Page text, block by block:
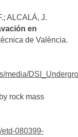
ALCALÁ, J.
en
de València.
media/
rock mass
etd-080399-